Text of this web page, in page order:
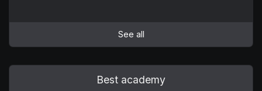
See all
Best academy